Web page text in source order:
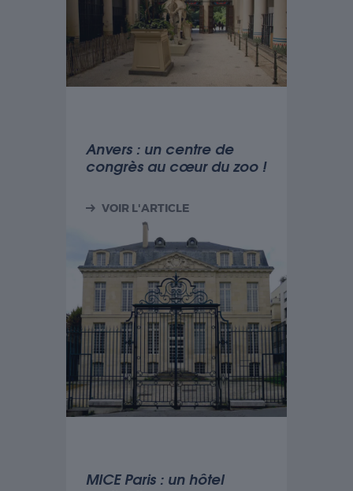
Anvers : un centre de
congrès au cœur du zoo !
VOIR L'ARTICLE
MICE Paris : un hôtel